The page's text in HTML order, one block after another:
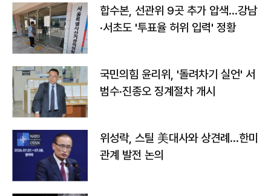
합수본, 선관위 9곳 추가 압색…강남
·서초도 '투표율 허위 입력' 정황
국민의힘 윤리위, '돌려차기 실언' 서
범수·진종오 징계절차 개시
위성락, 스틸 美대사와 상견례…한미
관계 발전 논의